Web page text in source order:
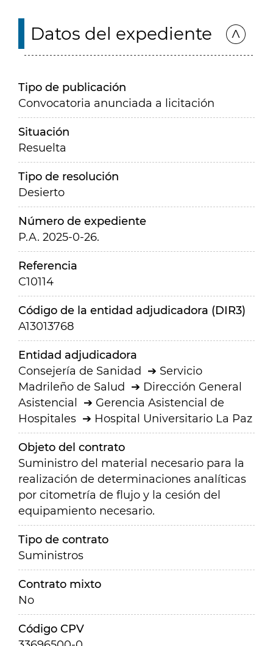
Datos del expediente
Tipo de publicación
Convocatoria anunciada a licitación
Situación
Resuelta
Tipo de resolución
Desierto
Número de expediente
P.A. 2025-0-26.
Referencia
C10114
Código de la entidad adjudicadora (DIR3)
A13013768
Entidad adjudicadora
Consejería de Sanidad
Servicio
Madrileño de Salud
Dirección General
Asistencial
Gerencia Asistencial de
Hospitales
Hospital Universitario La Paz
Objeto del contrato
Suministro del material necesario para la
realización de determinaciones analíticas
por citometría de flujo y la cesión del
equipamiento necesario.
Tipo de contrato
Suministros
Contrato mixto
No
Código CPV